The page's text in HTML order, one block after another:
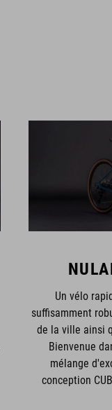
Un vélo
suffisamment
de la ville ainsi
Bienvenue
mélange
conception